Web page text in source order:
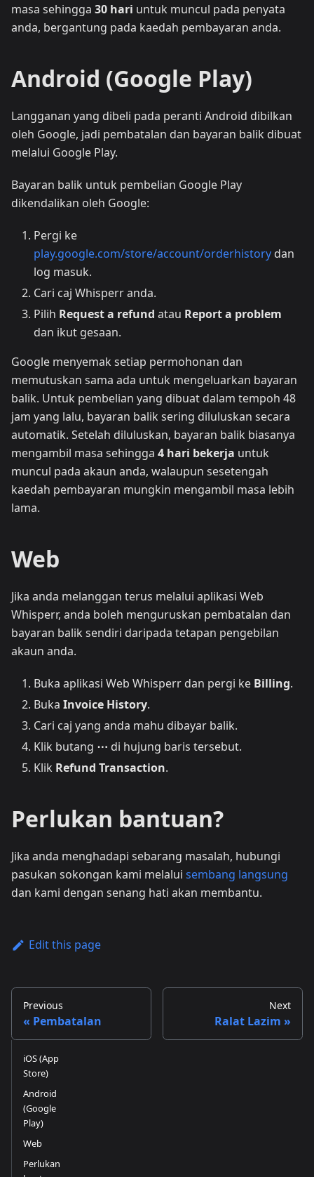
masa sehingga 30 hari untuk muncul pada penyata
anda, bergantung pada kaedah pembayaran anda.
Android (Google Play)
Langganan yang dibeli pada peranti Android dibilkan
oleh Google, jadi pembatalan dan bayaran balik dibuat
melalui Google Play.
Bayaran balik untuk pembelian Google Play
dikendalikan oleh Google:
Pergi ke
play.google.com/store/account/orderhistory dan
log masuk.
Cari caj Whisperr anda.
Pilih Request a refund atau Report a problem
dan ikut gesaan.
Google menyemak setiap permohonan dan
memutuskan sama ada untuk mengeluarkan bayaran
balik. Untuk pembelian yang dibuat dalam tempoh 48
jam yang lalu, bayaran balik sering diluluskan secara
automatik. Setelah diluluskan, bayaran balik biasanya
mengambil masa sehingga 4 hari bekerja untuk
muncul pada akaun anda, walaupun sesetengah
kaedah pembayaran mungkin mengambil masa lebih
lama.
Web
Jika anda melanggan terus melalui aplikasi Web
Whisperr, anda boleh menguruskan pembatalan dan
bayaran balik sendiri daripada tetapan pengebilan
akaun anda.
Buka aplikasi Web Whisperr dan pergi ke Billing.
Buka Invoice History.
Cari caj yang anda mahu dibayar balik.
Klik butang ⋯ di hujung baris tersebut.
Klik Refund Transaction.
Perlukan bantuan?
Jika anda menghadapi sebarang masalah, hubungi
pasukan sokongan kami melalui sembang langsung
dan kami dengan senang hati akan membantu.
Edit this page
Previous
Pembatalan
Next
Ralat Lazim
iOS (App
Store)
Android
(Google
Play)
Web
Perlukan